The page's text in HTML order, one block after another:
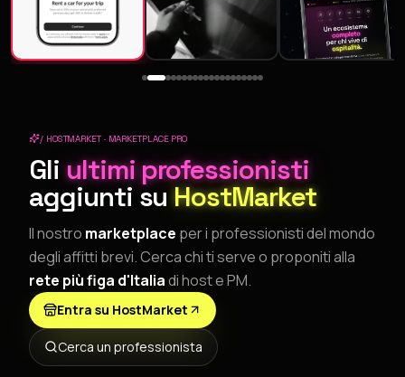
/ HOSTMARKET · MARKETPLACE PRO
Gliultimi professionisti
aggiunti suHostMarket
Il nostro marketplace per i professionisti del mondo
degli affitti brevi. Cerca chi ti serve o proponiti alla
rete più figa d'Italiadi host e PM.
Entra su HostMarket
Cerca un professionista